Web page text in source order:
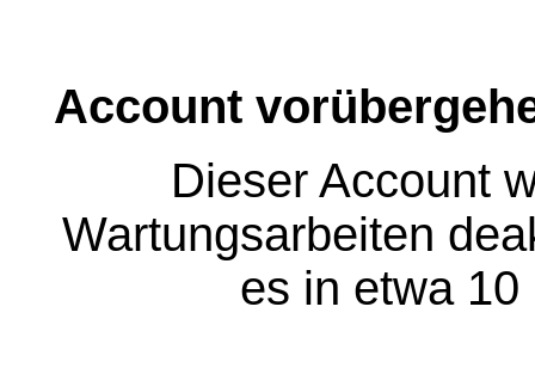
Account
Dieser Account
Wartungsarbeiten
es in etwa